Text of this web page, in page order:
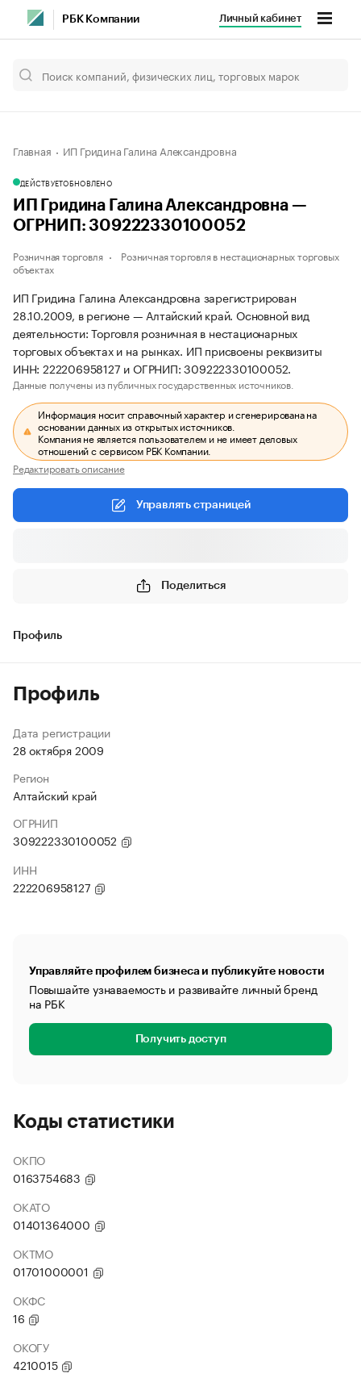
РБК Компании Личный кабинет
Главная ИП Гридина Галина Александровна
ДЕЙСТВУЕТОБНОВЛЕНО
ИП Гридина Галина Александровна —
ОГРНИП: 309222330100052
Розничная торговля
Розничная торговля в нестационарных торговых
объектах
ИП Гридина Галина Александровна зарегистрирован
28.10.2009, в регионе — Алтайский край. Основной вид
деятельности: Торговля розничная в нестационарных
торговых объектах и на рынках. ИП присвоены реквизиты
ИНН: 222206958127 и ОГРНИП: 309222330100052.
Данные получены из публичных государственных источников.
Информация носит справочный характер и сгенерирована на
основании данных из открытых источников.
Компания не является пользователем и не имеет деловых
отношений с сервисом РБК Компании.
Редактировать описание
Управлять страницей
Поделиться
Профиль
Профиль
Дата регистрации
28 октября 2009
Регион
Алтайский край
ОГРНИП
309222330100052
ИНН
222206958127
Управляйте профилем бизнеса и публикуйте новости
Повышайте узнаваемость и развивайте личный бренд
на РБК
Получить доступ
Коды статистики
ОКПО
0163754683
ОКАТО
01401364000
ОКТМО
01701000001
ОКФС
16
ОКОГУ
4210015